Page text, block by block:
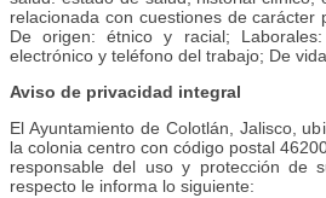
relacionada con cuestiones de carácter
De origen: étnico y racial;
electrónico y teléfono del trabajo; De
Aviso de privacidad integral
El Ayuntamiento de Colotlán, Jalisco,
la colonia centro con código postal
responsable del uso y protección de
respecto le informa lo siguiente: